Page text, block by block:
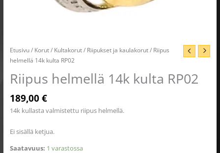
Etusivu/ Korut/ Kultakorut/ Riipukset ja kaulakorut/ Riipus
helmellä 14k kulta RP02
Riipus helmellä 14k kulta RP02
189,00€
14k kullasta valmistettu riipus helmellä.
Ei sisällä ketjua.
Saatavuus: 1 varastossa